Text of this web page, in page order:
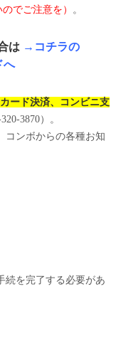
でご注意を） 。
は → コチラの
へ
ード決済、コンビニ支
3870）。
コンボからの各種お知
続を完了する必要があ